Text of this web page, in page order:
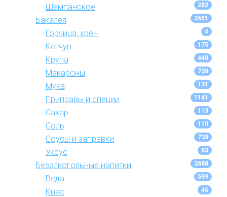
Шампанское 282
Бакалея 3651
Горчица, хрен 4
Кетчуп 175
Крупа 448
Макароны 728
Мука 131
Приправы и специи 1141
Сахар 113
Соль 110
Соусы и заправки 738
Уксус 63
Безалкогольные напитки 2688
Вода 599
Квас 46